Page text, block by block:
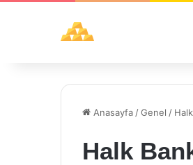
Anasayfa /Genel /
Halk